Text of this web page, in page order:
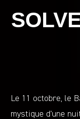
Le 11 octobre, le
mystique d’une